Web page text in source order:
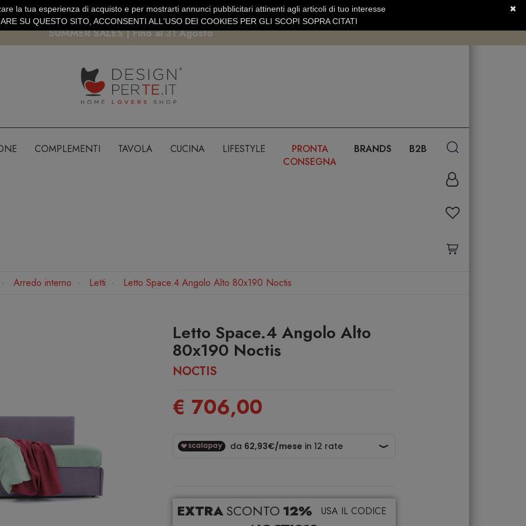
PAGAMENTO SICURO PAYPAL · CARTA DI CREDITO SERVIZIO CLIENTI +39.0773.470.562
SUMMER SALES | Fino al 31 Agosto
COMPLEMENTI TAVOLA CUCINA LIFESTYLE
PRONTA
CONSEGNA
BRANDS B2B
Arredo interno Letti Letto Space.4 Angolo Alto 80x190 Noctis
Letto Space.4 Angolo Alto
80x190 Noctis
NOCTIS
€ 706,00
EXTRA SCONTO 12% USA IL CODICE
✖
la tua esperienza di acquisto e per mostrarti annunci pubblicitari attinenti agli articoli di tuo interesse
SU QUESTO SITO, ACCONSENTI ALL'USO DEI COOKIES PER GLI SCOPI SOPRA CITATI